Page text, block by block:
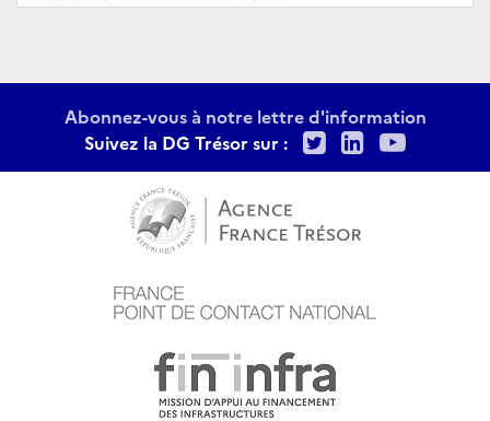
Abonnez-vous à notre lettre d'information
Suivez la DG Trésor sur :
TwitterLinkedIn